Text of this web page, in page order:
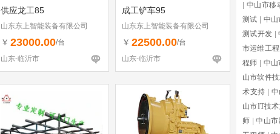
供应龙工85
山东东上智能装备有限公司
￥ 23000.00/台
山东-临沂市
成工铲车95
山东东上智能装备有限公司
￥ 22500.00/台
山东-临沂市
中山市移
测试
中
测试开发
市运维工
程师
中
山市软件
术支持
山市IT技
师
中山市